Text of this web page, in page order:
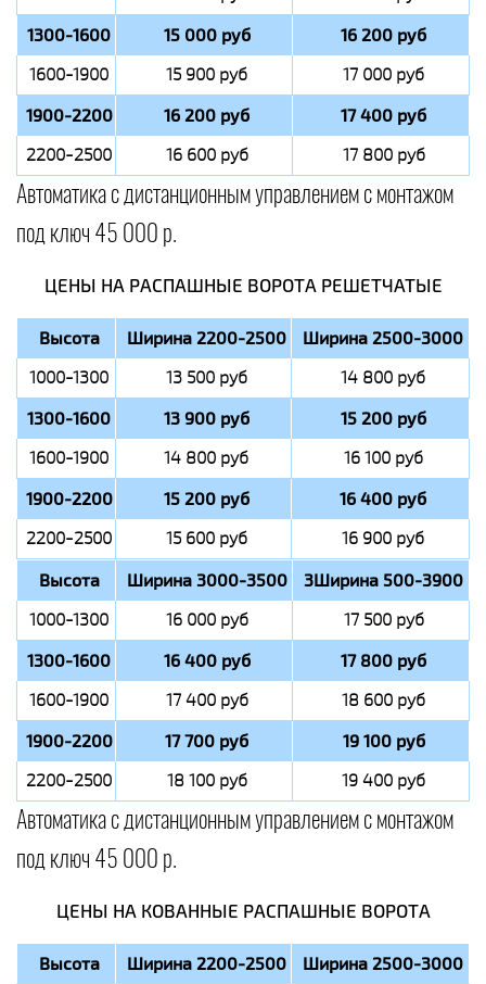
1300-1600 15 000 руб 16 200 руб
1600-1900 15 900 руб 17 000 руб
1900-2200 16 200 руб 17 400 руб
2200-2500 16 600 руб 17 800 руб
Автоматика с дистанционным управлением с монтажом
под ключ 45 000 р.
ЦЕНЫ НА РАСПАШНЫЕ ВОРОТА РЕШЕТЧАТЫЕ
Высота Ширина 2200-2500 Ширина 2500-3000
1000-1300 13 500 руб 14 800 руб
1300-1600 13 900 руб 15 200 руб
1600-1900 14 800 руб 16 100 руб
1900-2200 15 200 руб 16 400 руб
2200-2500 15 600 руб 16 900 руб
Высота Ширина 3000-3500 3Ширина 500-3900
1000-1300 16 000 руб 17 500 руб
1300-1600 16 400 руб 17 800 руб
1600-1900 17 400 руб 18 600 руб
1900-2200 17 700 руб 19 100 руб
2200-2500 18 100 руб 19 400 руб
Автоматика с дистанционным управлением с монтажом
под ключ 45 000 р.
ЦЕНЫ НА КОВАННЫЕ РАСПАШНЫЕ ВОРОТА
Высота Ширина 2200-2500 Ширина 2500-3000